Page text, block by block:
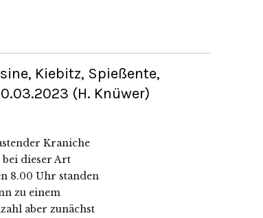
Kiebitz, Spießente,
(H. Knüwer)
Kraniche
bei dieser Art
8.00 Uhr standen
zu einem
aber zunächst